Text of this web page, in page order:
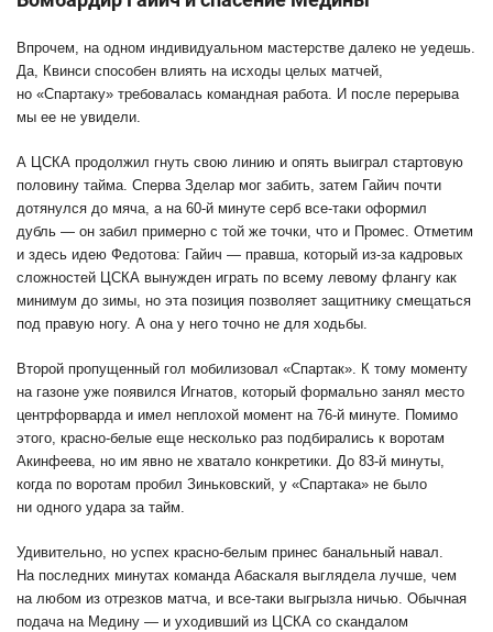
Впрочем, на одном индивидуальном мастерстве далеко не уедешь.
Да, Квинси способен влиять на исходы целых матчей,
но «Спартаку» требовалась командная работа. И после перерыва
мы ее не увидели.
А ЦСКА продолжил гнуть свою линию и опять выиграл стартовую
половину тайма. Сперва Зделар мог забить, затем Гайич почти
дотянулся до мяча, а на 60-й минуте серб все-таки оформил
дубль — он забил примерно с той же точки, что и Промес. Отметим
и здесь идею Федотова: Гайич — правша, который из-за кадровых
сложностей ЦСКА вынужден играть по всему левому флангу как
минимум до зимы, но эта позиция позволяет защитнику смещаться
под правую ногу. А она у него точно не для ходьбы.
Второй пропущенный гол мобилизовал «Спартак». К тому моменту
на газоне уже появился Игнатов, который формально занял место
центрфорварда и имел неплохой момент на 76-й минуте. Помимо
этого, красно-белые еще несколько раз подбирались к воротам
Акинфеева, но им явно не хватало конкретики. До 83-й минуты,
когда по воротам пробил Зиньковский, у «Спартака» не было
ни одного удара за тайм.
Удивительно, но успех красно-белым принес банальный навал.
На последних минутах команда Абаскаля выглядела лучше, чем
на любом из отрезков матча, и все-таки выгрызла ничью. Обычная
подача на Медину — и уходивший из ЦСКА со скандалом